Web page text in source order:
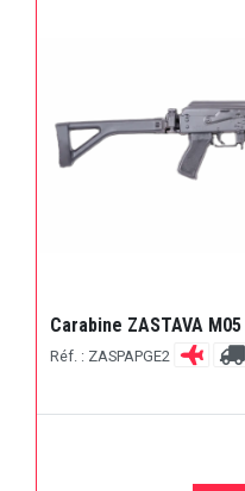
Carabine ZASTAVA
Réf. : ZASPAPGE2